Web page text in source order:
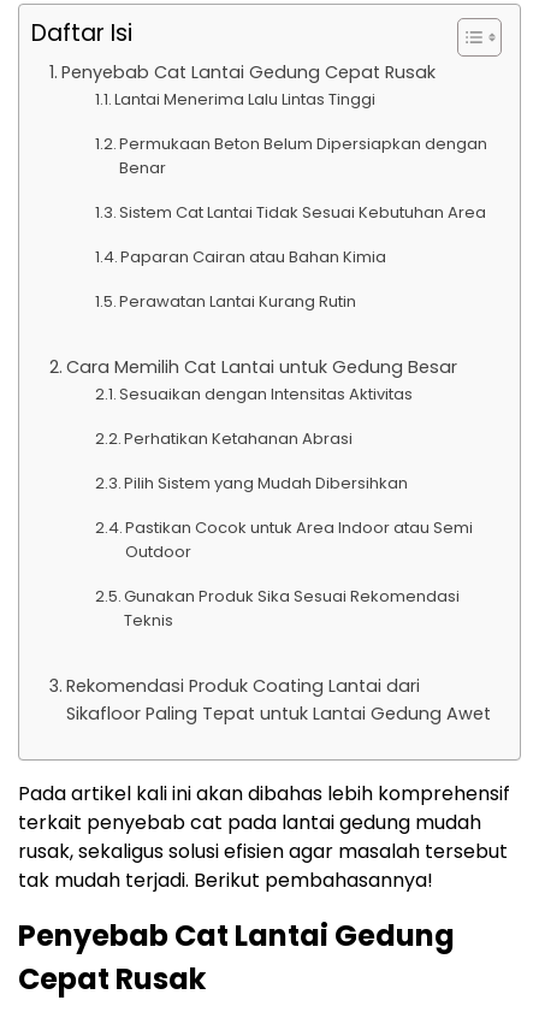
Daftar Isi
Penyebab Cat Lantai Gedung Cepat Rusak
Lantai Menerima Lalu Lintas Tinggi
Permukaan Beton Belum Dipersiapkan dengan
Benar
Sistem Cat Lantai Tidak Sesuai Kebutuhan Area
Paparan Cairan atau Bahan Kimia
Perawatan Lantai Kurang Rutin
Cara Memilih Cat Lantai untuk Gedung Besar
Sesuaikan dengan Intensitas Aktivitas
Perhatikan Ketahanan Abrasi
Pilih Sistem yang Mudah Dibersihkan
Pastikan Cocok untuk Area Indoor atau Semi
Outdoor
Gunakan Produk Sika Sesuai Rekomendasi
Teknis
Rekomendasi Produk Coating Lantai dari
Sikafloor Paling Tepat untuk Lantai Gedung Awet
Pada artikel kali ini akan dibahas lebih komprehensif
terkait penyebab cat pada lantai gedung mudah
rusak, sekaligus solusi efisien agar masalah tersebut
tak mudah terjadi. Berikut pembahasannya!
Penyebab Cat Lantai Gedung
Cepat Rusak